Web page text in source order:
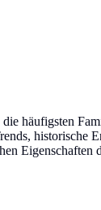
häufigsten
historische
Eigenschaften